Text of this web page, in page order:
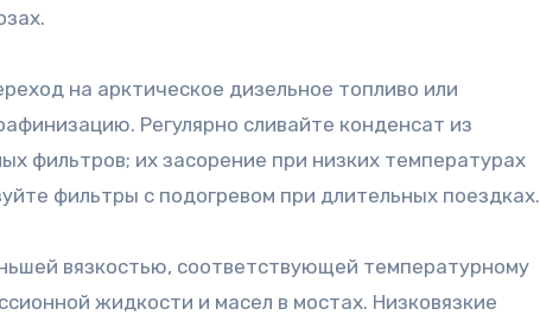
на арктическое дизельное топливо или
Регулярно сливайте конденсат из
фильтров; их засорение при низких температурах
фильтры с подогревом при длительных поездках.
вязкостью, соответствующей температурному
жидкости и масел в мостах. Низковязкие